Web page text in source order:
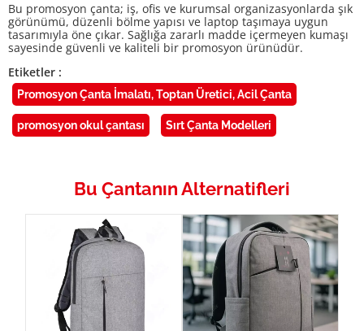
Bu Çantanın Alternatifleri
Bu promosyon çanta; iş, ofis ve kurumsal organizasyonlarda şık
görünümü, düzenli bölme yapısı ve laptop taşımaya uygun
tasarımıyla öne çıkar. Sağlığa zararlı madde içermeyen kumaşı
sayesinde güvenli ve kaliteli bir promosyon ürünüdür.
Etiketler :
Promosyon Çanta İmalatı, Toptan Üretici, Acil Çanta
promosyon okul çantası Sırt Çanta Modelleri